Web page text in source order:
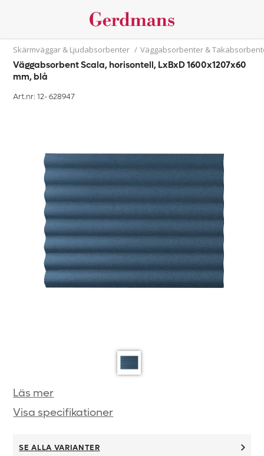
Skärmväggar & Ljudabsorbenter / Väggabsorbenter &
Väggabsorbent Scala, horisontell, LxBxD 1600x1207x60
mm, blå
Art.nr: 12-628947
Läs mer
Visa specifikationer
SE ALLA VARIANTER